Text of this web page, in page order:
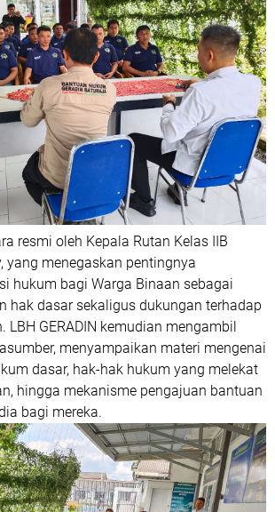
resmi oleh Kepala Rutan Kelas IIB
yang menegaskan pentingnya
hukum bagi Warga Binaan sebagai
hak dasar sekaligus dukungan terhadap
LBH GERADIN kemudian mengambil
menyampaikan materi mengenai
dasar, hak-hak hukum yang melekat
hingga mekanisme pengajuan bantuan
bagi mereka.